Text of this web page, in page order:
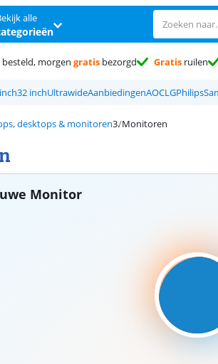
alle
besteld, morgen gratis bezorgd Gratis ruilen
32 inchUltrawideAanbiedingenAOCLGPhilips
desktops & monitoren Monitoren
Monitor